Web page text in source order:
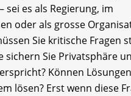
sei es als Regierung, im
oder als grosse
Sie kritische Fragen
sichern Sie Privatsphäre
Können
lösen? Erst wenn diese